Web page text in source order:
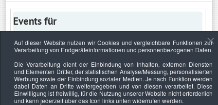
Events für
Keine Termine
Auf dieser Website nutzen wir Cookies und vergleichbare Funktionen zur
Verarbeitung von Endgeräteinformationen und personenbezogenen Daten.
Die Verarbeitung dient der Einbindung von Inhalten, externen Diensten
und Elementen Dritter, der statistischen Analyse/Messung, personalisierten
Werbung sowie der Einbindung sozialer Medien. Je nach Funktion werden
dabei Daten an Dritte weitergegeben und von diesen verarbeitet. Diese
Einwilligung ist freiwillig, für die Nutzung unserer Website nicht erforderlich
und kann jederzeit über das Icon links unten widerrufen werden.